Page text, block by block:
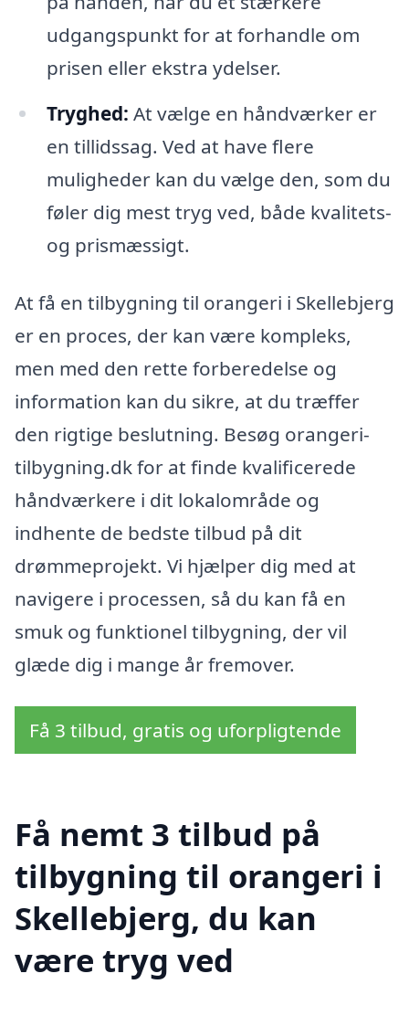
udgangspunkt for at forhandle om
prisen eller ekstra ydelser.
Tryghed: At vælge en håndværker er
en tillidssag. Ved at have flere
muligheder kan du vælge den, som du
føler dig mest tryg ved, både kvalitets-
og prismæssigt.
At få en tilbygning til orangeri i Skellebjerg
er en proces, der kan være kompleks,
men med den rette forberedelse og
information kan du sikre, at du træffer
den rigtige beslutning. Besøg orangeri-
tilbygning.dk for at finde kvalificerede
håndværkere i dit lokalområde og
indhente de bedste tilbud på dit
drømmeprojekt. Vi hjælper dig med at
navigere i processen, så du kan få en
smuk og funktionel tilbygning, der vil
glæde dig i mange år fremover.
Få 3 tilbud, gratis og uforpligtende
Få nemt 3 tilbud på
tilbygning til orangeri i
Skellebjerg, du kan
være tryg ved